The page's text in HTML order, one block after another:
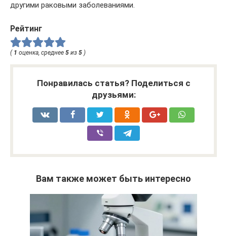
другими раковыми заболеваниями.
Рейтинг
( 1 оценка, среднее 5 из 5 )
Понравилась статья? Поделиться с
друзьями:
Вам также может быть интересно